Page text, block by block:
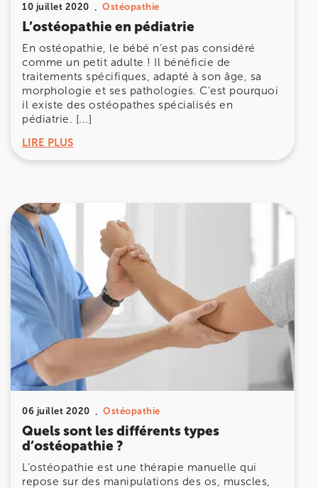
10 juillet 2020 Ostéopathie
L’ostéopathie en pédiatrie
En ostéopathie, le bébé n’est pas considéré
comme un petit adulte ! Il bénéficie de
traitements spécifiques, adapté à son âge, sa
morphologie et ses pathologies. C’est pourquoi
il existe des ostéopathes spécialisés en
pédiatrie. [...]
LIRE PLUS
06 juillet 2020 Ostéopathie
Quels sont les différents types
d’ostéopathie ?
L’ostéopathie est une thérapie manuelle qui
repose sur des manipulations des os, muscles,